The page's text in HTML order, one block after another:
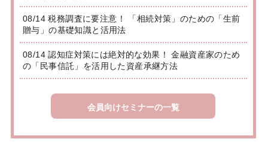
08/14 税務調査に要注意！ 「相続対策」のための「生前
贈与」の基礎知識と活用法
08/14 認知症対策には絶対的な効果！ 金融資産家のため
の「民事信託」を活用した資産承継方法
会員向けセミナーの一覧